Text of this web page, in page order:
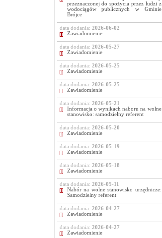
przeznaczonej do spożycia przez ludzi z
wodociągów publicznych w Gminie
Brójce
data dodania: 2026-06-02
Zawiadomienie
data dodania: 2026-05-27
Zawiadomienie
data dodania: 2026-05-25
Zawiadomienie
data dodania: 2026-05-25
Zawiadomienie
data dodania: 2026-05-21
Informacja o wynikach naboru na wolne
stanowisko: samodzielny referent
data dodania: 2026-05-20
Zawiadomienie
data dodania: 2026-05-19
Zawiadomienie
data dodania: 2026-05-18
Zawiadomienie
data dodania: 2026-05-11
Nabór na wolne stanowisko urzędnicze:
Samodzielny referent
data dodania: 2026-04-27
Zawiadomienie
data dodania: 2026-04-27
Zawiadomienie